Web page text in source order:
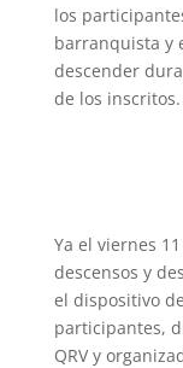
los
barranquista y
descender
de los inscritos.
Ya el viernes
descensos y
el dispositivo
participantes,
QRV y